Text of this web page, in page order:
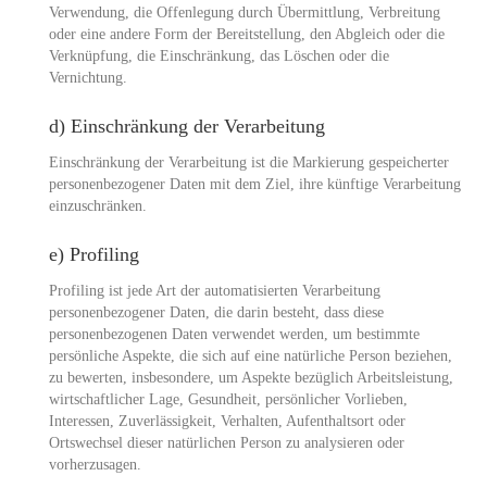
Verwendung, die Offenlegung durch Übermittlung, Verbreitung
oder eine andere Form der Bereitstellung, den Abgleich oder die
Verknüpfung, die Einschränkung, das Löschen oder die
Vernichtung.
d) Einschränkung der Verarbeitung
Einschränkung der Verarbeitung ist die Markierung gespeicherter
personenbezogener Daten mit dem Ziel, ihre künftige Verarbeitung
einzuschränken.
e) Profiling
Profiling ist jede Art der automatisierten Verarbeitung
personenbezogener Daten, die darin besteht, dass diese
personenbezogenen Daten verwendet werden, um bestimmte
persönliche Aspekte, die sich auf eine natürliche Person beziehen,
zu bewerten, insbesondere, um Aspekte bezüglich Arbeitsleistung,
wirtschaftlicher Lage, Gesundheit, persönlicher Vorlieben,
Interessen, Zuverlässigkeit, Verhalten, Aufenthaltsort oder
Ortswechsel dieser natürlichen Person zu analysieren oder
vorherzusagen.